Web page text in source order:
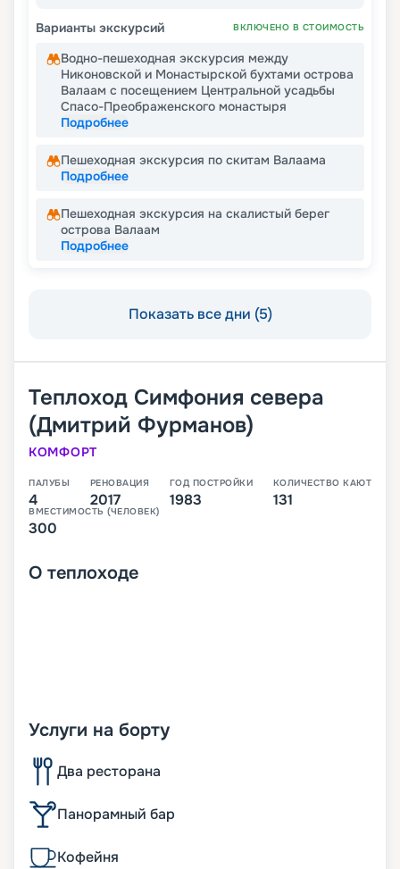
Варианты экскурсий ВКЛЮЧЕНО В СТОИМОСТЬ
Водно-пешеходная экскурсия между
Никоновской и Монастырской бухтами острова
Валаам с посещением Центральной усадьбы
Спасо-Преображенского монастыря
Подробнее
Пешеходная экскурсия по скитам Валаама
Подробнее
Пешеходная экскурсия на скалистый берег
острова Валаам
Подробнее
Показать все дни (5)
Теплоход Симфония севера
(Дмитрий Фурманов)
КОМФОРТ
ПАЛУБЫ
4
РЕНОВАЦИЯ
2017
ГОД ПОСТРОЙКИ
1983
КОЛИЧЕСТВО КАЮТ
131
ВМЕСТИМОСТЬ (ЧЕЛОВЕК)
300
О теплоходе
Услуги на борту
Два ресторана
Панорамный бар
Кофейня